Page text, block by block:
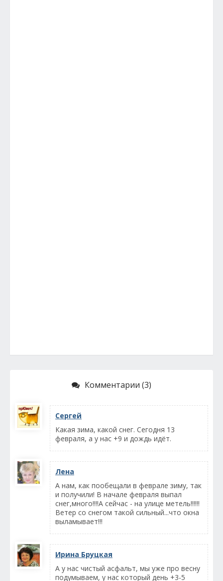
Комментарии (3)
Сергей
Какая зима, какой снег. Сегодня 13
февраля, а у нас +9 и дождь идёт.
Лена
А нам, как пообещали в феврале зиму, так
и получили! В начале февраля выпал
снег,много!!!!А сейчас - на улице метель!!!!!!
Ветер со снегом такой сильный...что окна
выламывает!!!
Ирина Бруцкая
А у нас чистый асфальт, мы уже про весну
подумываем, у нас который день +3-5